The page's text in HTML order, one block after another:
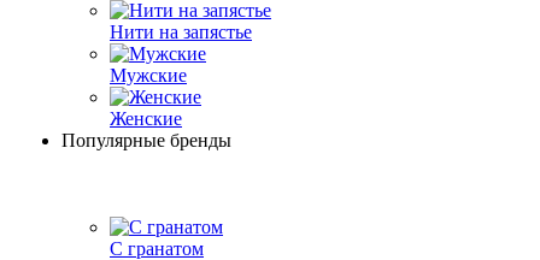
Нити на запястье
Мужские
Женские
Популярные бренды
С гранатом